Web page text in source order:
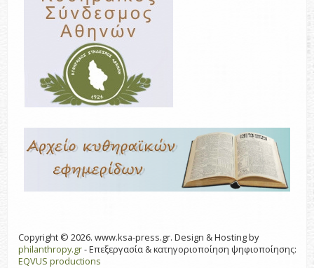
Copyright © 2026. www.ksa-press.gr. Design & Hosting by
philanthropy.gr- Επεξεργασία & κατηγοριοποίηση ψηφιοποίησης:
EQVUS productions